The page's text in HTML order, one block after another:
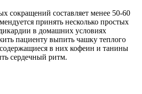
сокращений составляет менее 50-60
принять несколько простых
в домашних условиях
пациенту выпить чашку теплого
в них кофеин и танины
сердечный ритм.